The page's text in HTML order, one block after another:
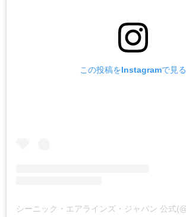
この投稿をInstagramで見る